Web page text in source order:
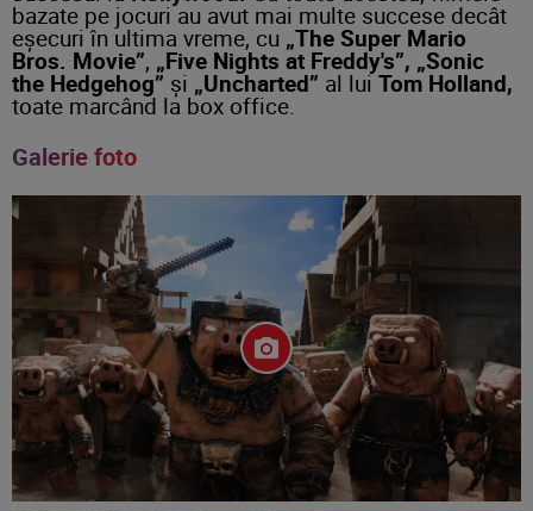
bazate pe jocuri au avut mai multe succese decât
eşecuri în ultima vreme, cu „The Super Mario
Bros. Movie”, „Five Nights at Freddy's”, „Sonic
the Hedgehog” şi „Uncharted” al luiTom Holland,
toate marcând la box office.
Galerie foto